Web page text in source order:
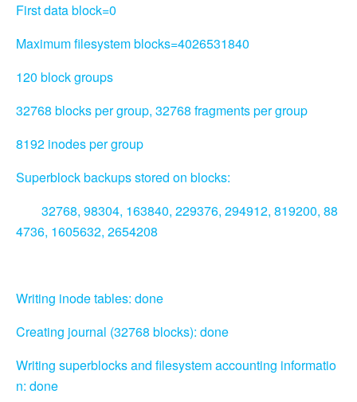
First data block=0
Maximum filesystem blocks=4026531840
120 block groups
32768 blocks per group, 32768 fragments per group
8192 inodes per group
Superblock backups stored on blocks:
32768, 98304, 163840, 229376, 294912, 819200, 88
4736, 1605632, 2654208
Writing inode tables: done
Creating journal (32768 blocks): done
Writing superblocks and filesystem accounting informatio
n: done